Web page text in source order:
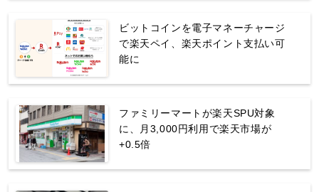
ビットコインを電子マネーチャージ
で楽天ペイ、楽天ポイント支払い可
能に
ファミリーマートが楽天SPU対象
に、月3,000円利用で楽天市場が
+0.5倍